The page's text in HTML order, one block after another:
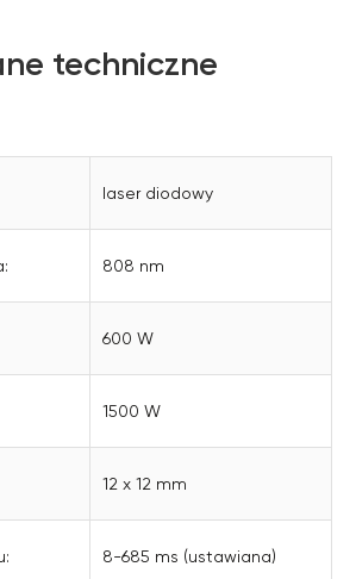
techniczne
laser diodowy
808 nm
600 W
1500 W
12 x 12 mm
8-685 ms (ustawiana)